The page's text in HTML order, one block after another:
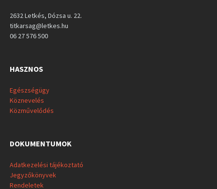
2632 Letkés, Dózsa u. 22.
titkarsag@letkes.hu
06 27 576 500
HASZNOS
Egészségügy
Köznevelés
Közművelődés
DOKUMENTUMOK
Adatkezelési tájékoztató
Jegyzőkönyvek
Rendeletek